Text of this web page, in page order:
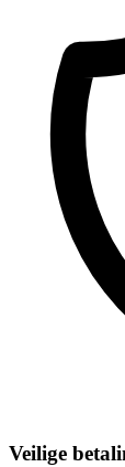
Veilige